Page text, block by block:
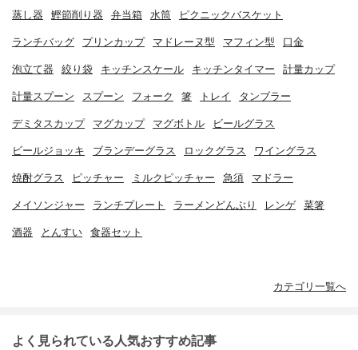
蒸し器 鰹節削り器 弁当箱 水筒 ピクニックバスケット
ランチバッグ プリンカップ マドレーヌ型 マフィン型 口金
泡立て器 絞り袋 キッチンスケール キッチンタイマー 計量カップ
計量スプーン スプーン フォーク 箸 トレイ タンブラー
デミタスカップ マグカップ マグボトル ビールグラス
ビールジョッキ ブランデーグラス ロックグラス ワイングラス
焼酎グラス ピッチャー ミルクピッチャー 急須 マドラー
メイソンジャー ランチプレート ラーメンどんぶり レンゲ 菜箸
酒器 とんすい 食器セット
カテゴリ一覧へ
よく見られている人気おすすめ記事